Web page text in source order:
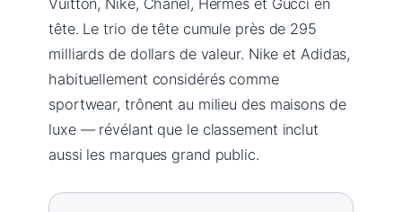
tête. Le trio de tête cumule près de 295
milliards de dollars de valeur. Nike et Adidas,
habituellement considérés comme
sportwear, trônent au milieu des maisons de
luxe — révélant que le classement inclut
aussi les marques grand public.